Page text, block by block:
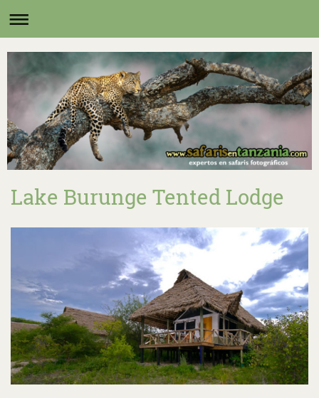
Lake Burunge Tented Lodge